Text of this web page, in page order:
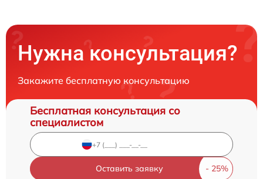
Нужна консультация?
Закажите бесплатную консультацию
Бесплатная консультация со
специалистом
Оставить заявку